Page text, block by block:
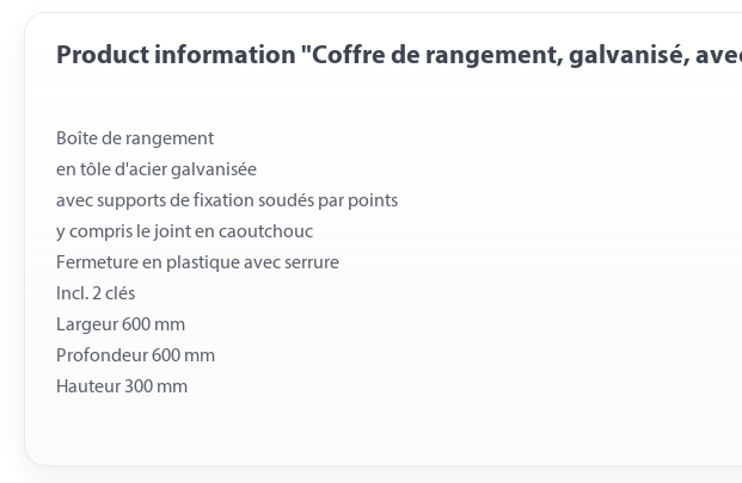
Product information "Coffre de rangement, galvanisé,
Boîte de rangement
en tôle d'acier galvanisée
avec supports de fixation soudés par points
y compris le joint en caoutchouc
Fermeture en plastique avec serrure
Incl. 2 clés
Largeur 600 mm
Profondeur 600 mm
Hauteur 300 mm